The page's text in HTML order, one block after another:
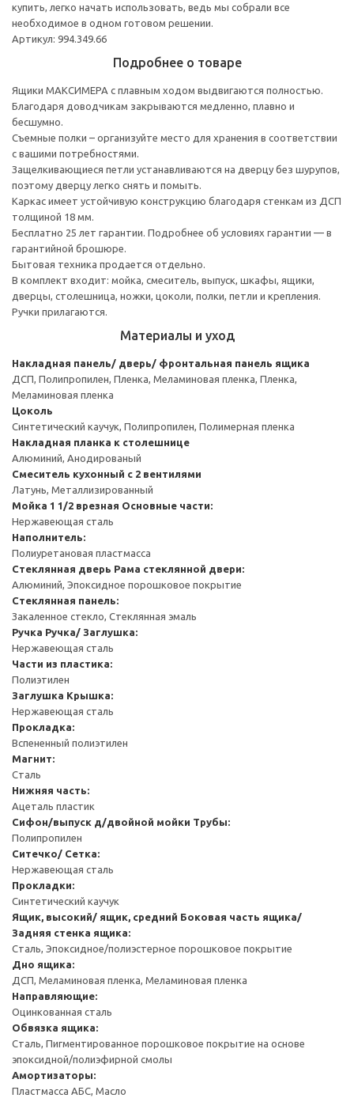
купить, легко начать использовать, ведь мы собрали все
необходимое в одном готовом решении.
Артикул: 994.349.66
Подробнее о товаре
Ящики МАКСИМЕРА с плавным ходом выдвигаются полностью.
Благодаря доводчикам закрываются медленно, плавно и
бесшумно.
Съемные полки – организуйте место для хранения в соответствии
с вашими потребностями.
Защелкивающиеся петли устанавливаются на дверцу без шурупов,
поэтому дверцу легко снять и помыть.
Каркас имеет устойчивую конструкцию благодаря стенкам из ДСП
толщиной 18 мм.
Бесплатно 25 лет гарантии. Подробнее об условиях гарантии — в
гарантийной брошюре.
Бытовая техника продается отдельно.
В комплект входит: мойка, смеситель, выпуск, шкафы, ящики,
дверцы, столешница, ножки, цоколи, полки, петли и крепления.
Ручки прилагаются.
Материалы и уход
Накладная панель/ дверь/ фронтальная панель ящика
ДСП, Полипропилен, Пленка, Меламиновая пленка, Пленка,
Меламиновая пленка
Цоколь
Синтетический каучук, Полипропилен, Полимерная пленка
Накладная планка к столешнице
Алюминий, Анодированый
Смеситель кухонный с 2 вентилями
Латунь, Металлизированный
Мойка 1 1/2 врезная Основные части:
Нержавеющая сталь
Наполнитель:
Полиуретановая пластмасса
Стеклянная дверь Рама стеклянной двери:
Алюминий, Эпоксидное порошковое покрытие
Стеклянная панель:
Закаленное стекло, Стеклянная эмаль
Ручка Ручка/ Заглушка:
Нержавеющая сталь
Части из пластика:
Полиэтилен
Заглушка Крышка:
Нержавеющая сталь
Прокладка:
Вспененный полиэтилен
Магнит:
Сталь
Нижняя часть:
Ацеталь пластик
Сифон/выпуск д/двойной мойки Трубы:
Полипропилен
Ситечко/ Сетка:
Нержавеющая сталь
Прокладки:
Синтетический каучук
Ящик, высокий/ ящик, средний Боковая часть ящика/
Задняя стенка ящика:
Сталь, Эпоксидное/полиэстерное порошковое покрытие
Дно ящика:
ДСП, Меламиновая пленка, Меламиновая пленка
Направляющие:
Оцинкованная сталь
Обвязка ящика:
Сталь, Пигментированное порошковое покрытие на основе
эпоксидной/полиэфирной смолы
Амортизаторы:
Пластмасса АБС, Масло